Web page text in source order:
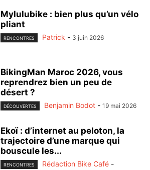
Mylulubike : bien plus qu’un vélo
pliant
RENCONTRES Patrick - 3 juin 2026
BikingMan Maroc 2026, vous
reprendrez bien un peu de
désert ?
DÉCOUVERTES Benjamin Bodot - 19 mai 2026
Ekoï : d’internet au peloton, la
trajectoire d’une marque qui
bouscule les...
RENCONTRES Rédaction Bike Café -